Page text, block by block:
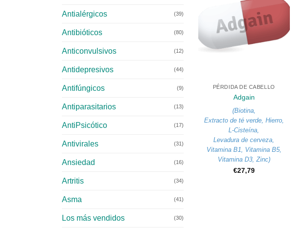
Antialérgicos (39)
Antibióticos (80)
Anticonvulsivos (12)
Antidepresivos (44)
Antifúngicos (9)
Antiparasitarios (13)
AntiPsicótico (17)
Antivirales (31)
Ansiedad (16)
Artritis (34)
Asma (41)
Los más vendidos (30)
PÉRDIDA DE CABELLO
Adgain
(Biotina,
Extracto de té verde, Hierro,
L-Cisteína,
Levadura de cerveza,
Vitamina B1, Vitamina B5,
Vitamina D3,Zinc)
€27,79